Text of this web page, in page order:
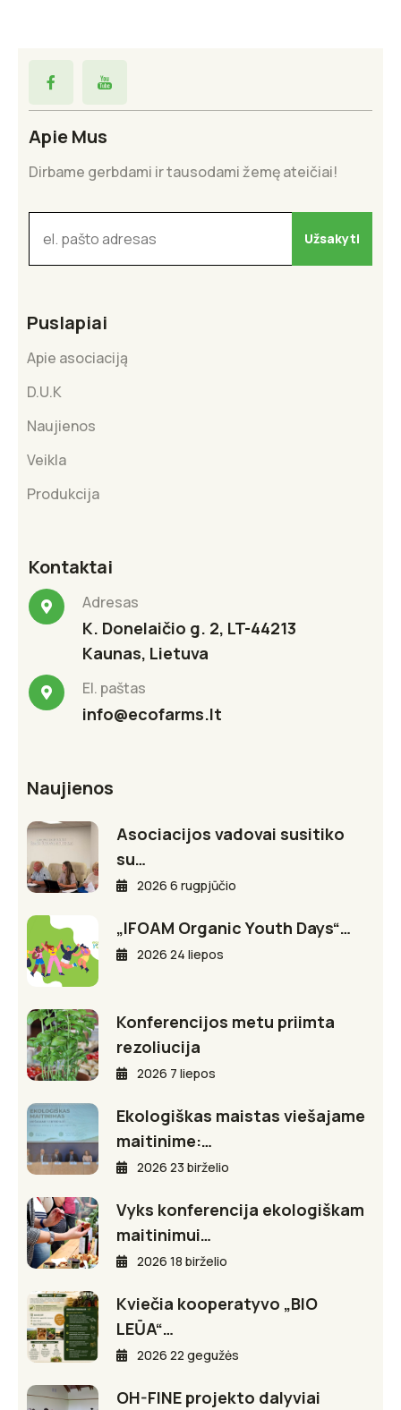
Apie Mus
Dirbame gerbdami ir tausodami žemę ateičiai!
Puslapiai
Apie asociaciją
D.U.K
Naujienos
Veikla
Produkcija
Kontaktai
Adresas
K. Donelaičio g. 2, LT-44213
Kaunas, Lietuva
El. paštas
info@ecofarms.lt
Naujienos
Asociacijos vadovai susitiko
su…
2026 6 rugpjūčio
„IFOAM Organic Youth Days“…
2026 24 liepos
Konferencijos metu priimta
rezoliucija
2026 7 liepos
Ekologiškas maistas viešajame
maitinime:…
2026 23 birželio
Vyks konferencija ekologiškam
maitinimui…
2026 18 birželio
Kviečia kooperatyvo „BIO
LEŪA“…
2026 22 gegužės
OH-FINE projekto dalyviai